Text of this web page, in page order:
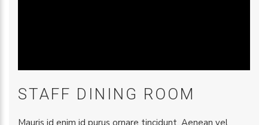
STAFF DINING ROOM
Mauris id enim id purus ornare tincidunt. Aenean vel